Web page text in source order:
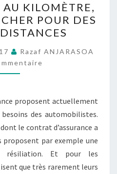
AU
KILOMÈTRE,
PAYER
MOINS
CHER
POUR
PETITES
DISTANCES
AU KILOMÈTRE,
POUR DES
Razaf ANJARASOA
proposent actuellement
des automobilistes.
le contrat d’assurance a
proposent par exemple une
résiliation. Et pour les
que très rarement leurs